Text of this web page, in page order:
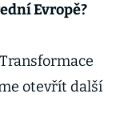
Evropě?
otevřít další